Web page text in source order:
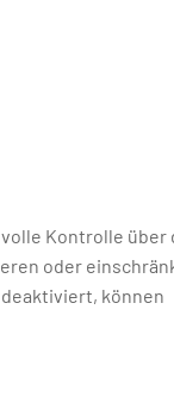
Kontrolle über
oder
können